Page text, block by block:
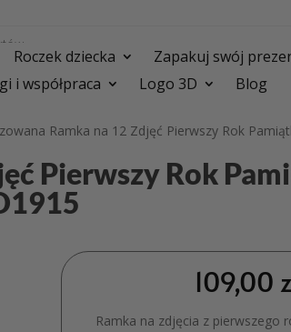
Roczek dziecka Zapakuj swój
i współpraca Logo 3D Blog
Ramka na 12 Zdjęć Pierwszy Rok
Pierwszy Rok
109,00
Ramka na zdjęcia z pierwszego